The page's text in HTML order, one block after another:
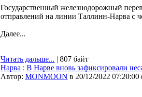
Государственный железнодорожный
отправлений на линии Таллинн-Нарва с
Далее...
Читать дальше... | 807 байт
Нарва : В Нарве вновь зафиксировали
Автор: MONMOON в 20/12/2022 07:20:00